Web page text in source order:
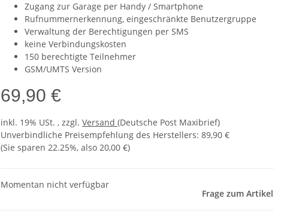
Zugang zur Garage per Handy / Smartphone
Rufnummernerkennung, eingeschränkte Benutzergruppe
Verwaltung der Berechtigungen per SMS
keine Verbindungskosten
150 berechtigte Teilnehmer
GSM/UMTS Version
69,90 €
inkl. 19% USt. , zzgl. Versand (Deutsche Post Maxibrief)
Unverbindliche Preisempfehlung des Herstellers: 89,90 €
(Sie sparen 22.25%, also 20,00 €)
Momentan nicht verfügbar
Frage zum Artikel